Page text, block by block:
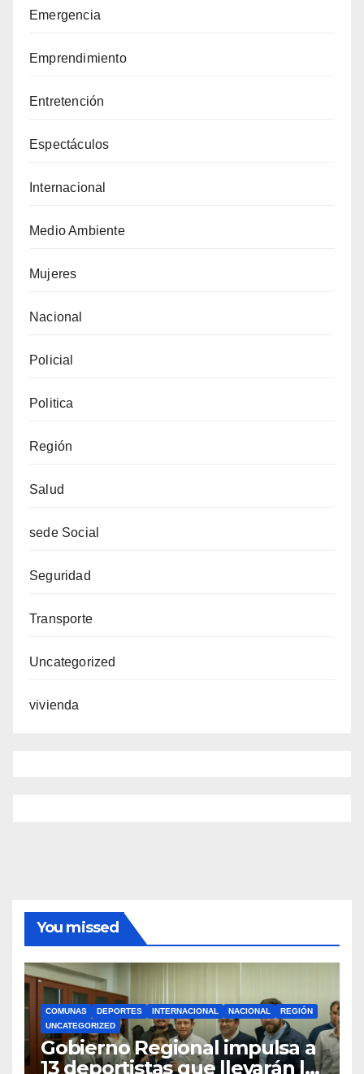
Emergencia
Emprendimiento
Entretención
Espectáculos
Internacional
Medio Ambiente
Mujeres
Nacional
Policial
Politica
Región
Salud
sede Social
Seguridad
Transporte
Uncategorized
vivienda
You missed
COMUNAS DEPORTES INTERNACIONAL NACIONAL
REGIÓN
UNCATEGORIZED
Gobierno Regional impulsa a
13 deportistas que llevarán la